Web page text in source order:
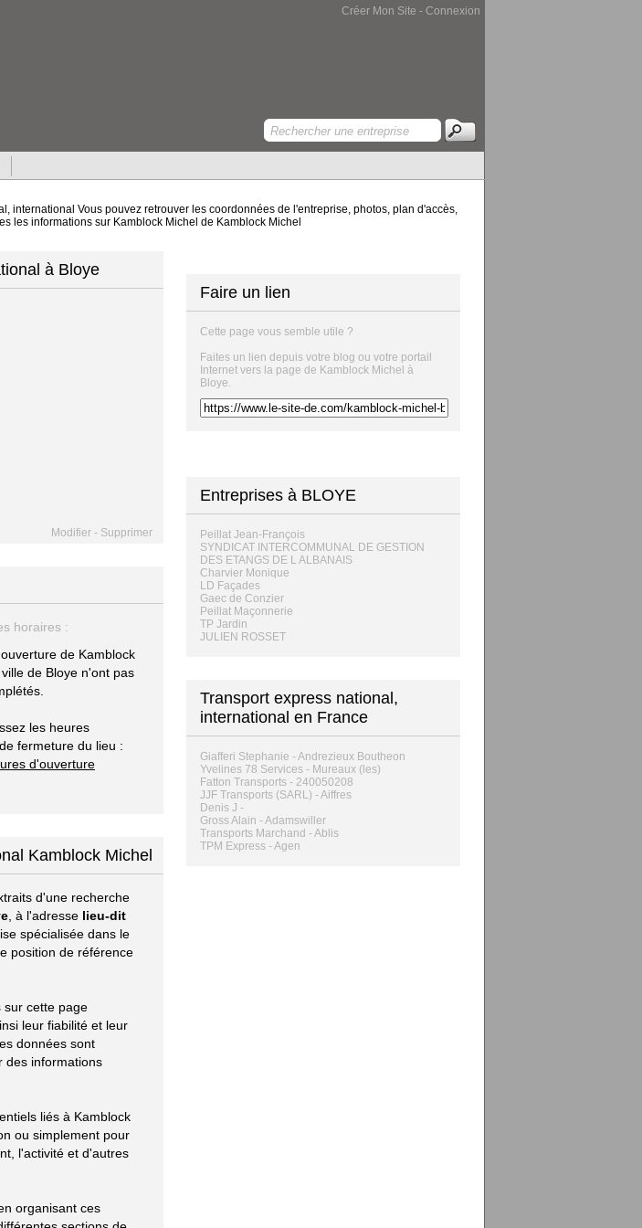
Créer Mon Site - Connexion
international Vous pouvez retrouver les coordonnées de l'entreprise, photos, plan d'accès,
les informations sur Kamblock Michel de Kamblock Michel
à Bloye
Modifier - Supprimer
horaires :
de Kamblock
de Bloye n'ont pas
les heures
fermeture du lieu :
d'ouverture
Kamblock Michel
d'une recherche
, à l'adresse lieu-dit
spécialisée dans le
position de référence
sur cette page
leur fiabilité et leur
données sont
des informations
liés à Kamblock
ou simplement pour
l'activité et d'autres
organisant ces
Faire un lien
Cette page vous semble utile ?
Faites un lien depuis votre blog ou votre portail
Internet vers la page de Kamblock Michel à
Bloye.
Entreprises à BLOYE
Peillat Jean-François
SYNDICAT INTERCOMMUNAL DE GESTION
DES ETANGS DE L ALBANAIS
Charvier Monique
LD Façades
Gaec de Conzier
Peillat Maçonnerie
TP Jardin
JULIEN ROSSET
Transport express national,
international en France
Giafferi Stephanie - Andrezieux Boutheon
Yvelines 78 Services - Mureaux (les)
Fatton Transports - 240050208
JJF Transports (SARL) - Aiffres
Denis J -
Gross Alain - Adamswiller
Transports Marchand - Ablis
TPM Express - Agen